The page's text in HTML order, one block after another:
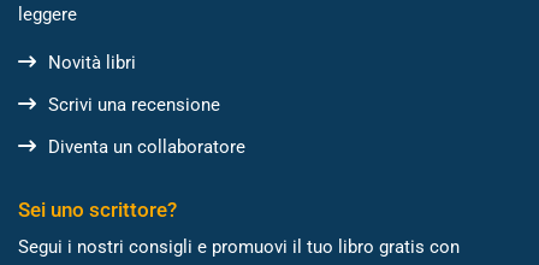
leggere
Novità libri
Scrivi una recensione
Diventa un collaboratore
Sei uno scrittore?
Segui i nostri consigli e promuovi il tuo libro gratis con